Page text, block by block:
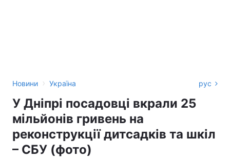
Новини › Україна рус
У Дніпрі посадовці вкрали 25
мільйонів гривень на
реконструкції дитсадків та шкіл
– СБУ (фото)